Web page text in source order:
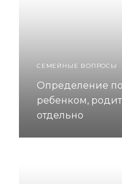
СЕМЕЙНЫЕ ВОПРОСЫ
Определение
ребенком,
отдельно